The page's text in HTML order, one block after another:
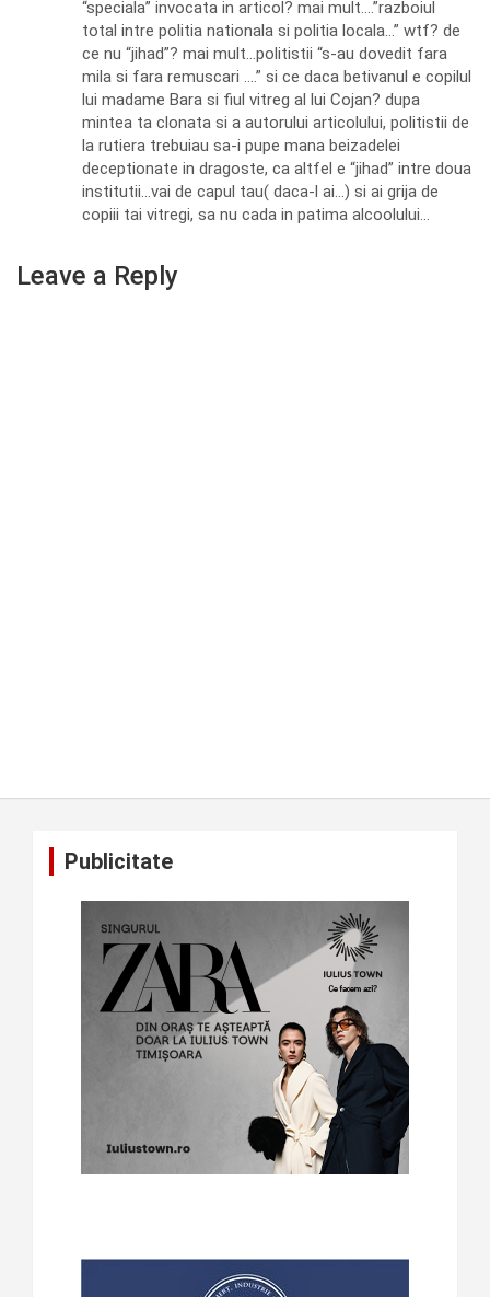
“speciala” invocata in articol? mai mult….”razboiul
total intre politia nationala si politia locala…” wtf? de
ce nu “jihad”? mai mult…politistii “s-au dovedit fara
mila si fara remuscari ….” si ce daca betivanul e copilul
lui madame Bara si fiul vitreg al lui Cojan? dupa
mintea ta clonata si a autorului articolului, politistii de
la rutiera trebuiau sa-i pupe mana beizadelei
deceptionate in dragoste, ca altfel e “jihad” intre doua
institutii…vai de capul tau( daca-l ai…) si ai grija de
copiii tai vitregi, sa nu cada in patima alcoolului…
Leave a Reply
Publicitate